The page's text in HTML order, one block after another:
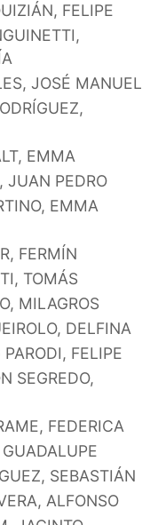
FELIPE
JOSÉ MANUEL
EMMA
JUAN PEDRO
EMMA
FERMÍN
TOMÁS
MILAGROS
DELFINA
FELIPE
SEGREDO,
FEDERICA
SEBASTIÁN
ALFONSO